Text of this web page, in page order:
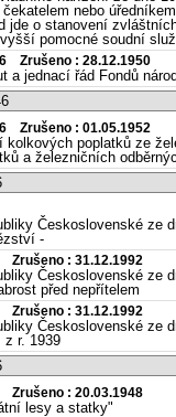
nebo
jde o stanovení
pomocné soudní
Zrušeno : 28.12.1950
a jednací řád Fondů
Zrušeno : 01.05.1952
poplatků ze
a železničních
Československé ze
-
Zrušeno : 31.12.1992
Československé ze
před nepřítelem
Zrušeno : 31.12.1992
Československé ze
r. 1939
Zrušeno : 20.03.1948
lesy a statky"